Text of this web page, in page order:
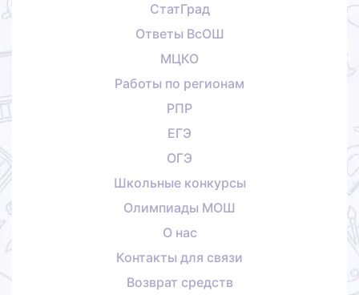
СтатГрад
Ответы ВсОШ
МЦКО
Работы по регионам
РПР
ЕГЭ
ОГЭ
Школьные конкурсы
Олимпиады МОШ
О нас
Контакты для связи
Возврат средств